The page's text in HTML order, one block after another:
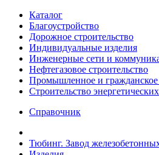
Каталог
Благоустройство
Дорожное строительство
Индивидуальные изделия
Инженерные сети и
Нефтегазовое строительство
Промышленное и гражданское
Строительство
Справочник
Тюбинг. Завод